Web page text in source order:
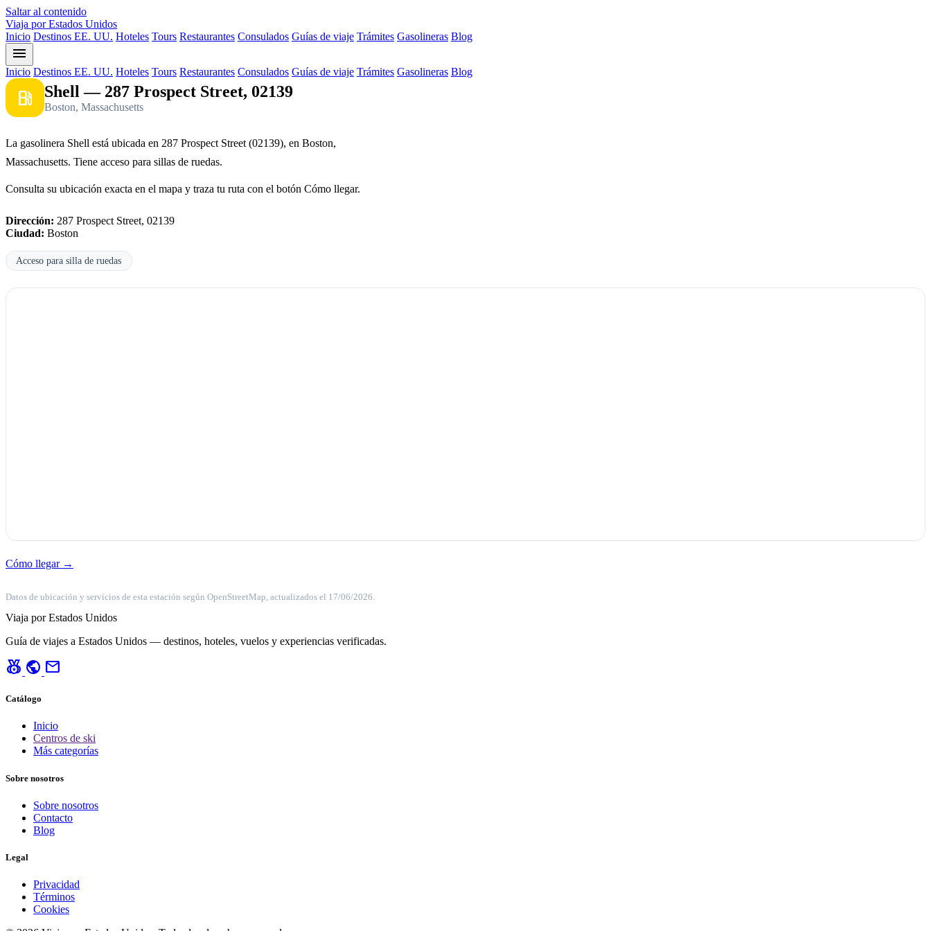
Saltar al contenido
Viaja por Estados Unidos
Inicio Destinos EE. UU. Hoteles Tours Restaurantes Consulados Guías de viaje Trámites Gasolineras Blog
menu
Inicio Destinos EE. UU. Hoteles Tours Restaurantes Consulados Guías de viaje Trámites Gasolineras Blog
local_gas_station Shell — 287 Prospect Street, 02139
Boston, Massachusetts
La gasolinera Shell está ubicada en 287 Prospect Street (02139), en Boston,
Massachusetts. Tiene acceso para sillas de ruedas.
Consulta su ubicación exacta en el mapa y traza tu ruta con el botón Cómo llegar.
Dirección: 287 Prospect Street, 02139
Ciudad: Boston
Acceso para silla de ruedas
Cómo llegar →
Datos de ubicación y servicios de esta estación según OpenStreetMap, actualizados el 17/06/2026.
Viaja por Estados Unidos
Guía de viajes a Estados Unidos — destinos, hoteles, vuelos y experiencias verificadas.
social_leaderboard public mail
Catálogo
Inicio
Centros de ski
Más categorías
Sobre nosotros
Sobre nosotros
Contacto
Blog
Legal
Privacidad
Términos
Cookies